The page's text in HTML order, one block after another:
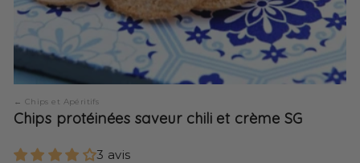
Chips et Apéritifs
Chips protéinées saveur chili et crème SG
3 avis